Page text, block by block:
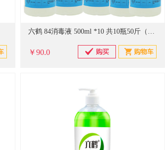
六鹤 84消毒液 500ml *10 共10瓶50斤（单位：件）
￥90.0